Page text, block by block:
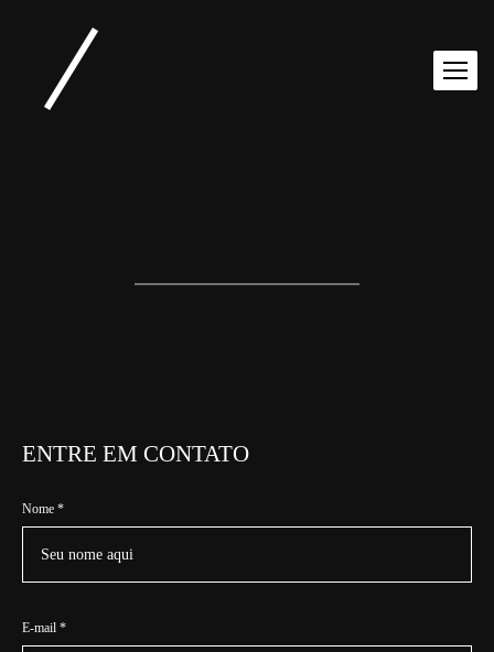
ENTRE EM CONTATO
Nome *
E-mail *